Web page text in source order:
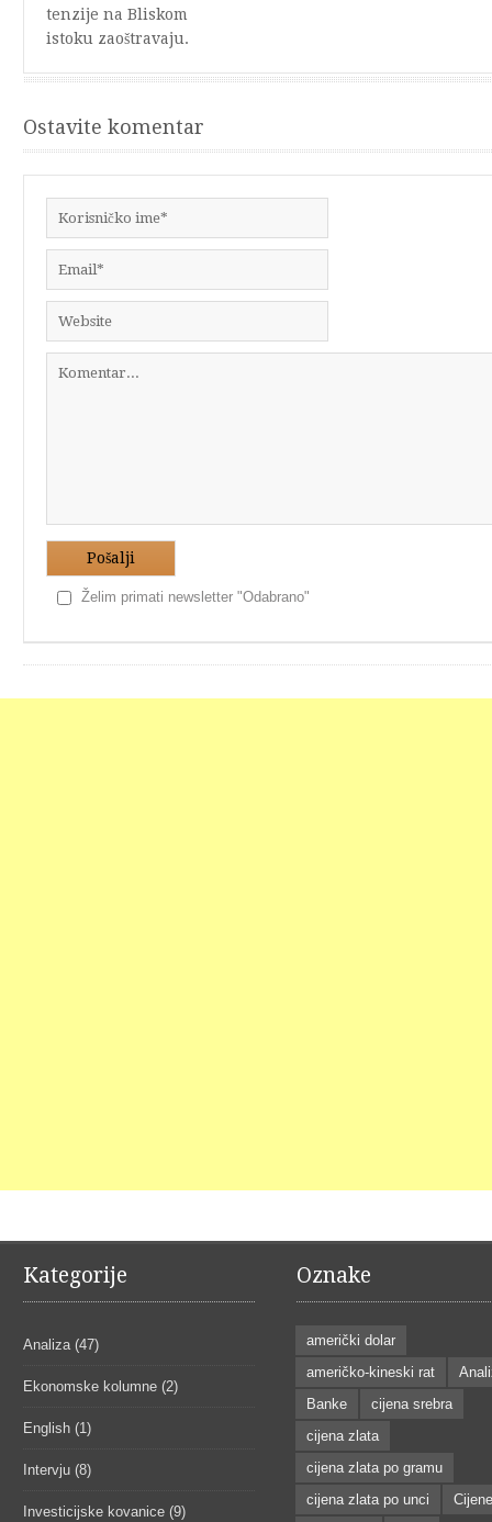
tenzije na Bliskom
istoku zaoštravaju.
Ostavite komentar
Pošalji
Želim primati newsletter "Odabrano"
Kategorije
Analiza(47)
Ekonomske kolumne(2)
English(1)
Intervju(8)
Investicijske kovanice(9)
Oznake
američki dolar
američko-kineski rat
Banke
cijena srebra
cijena zlata
cijena zlata po gramu
cijena zlata po unci